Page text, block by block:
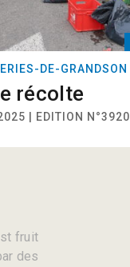
DE-GRANDSON
récolte
| EDITION N°3920
fruit
des